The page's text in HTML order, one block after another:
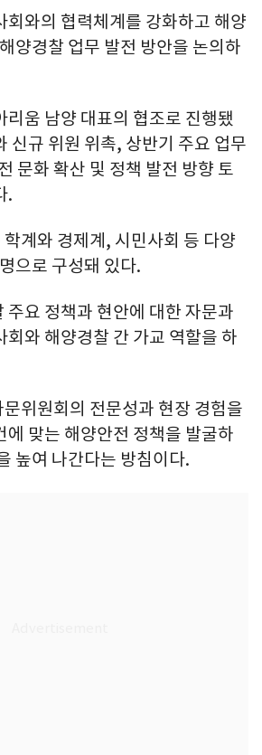
회와의 협력체계를 강화하고 해양
양경찰 업무 발전 방안을 논의하
리움 남양 대표의 협조로 진행됐
신규 위원 위촉, 상반기 주요 업무
문화 확산 및 정책 발전 방향 토
.
계와 경제계, 시민사회 등 다양
으로 구성돼 있다.
주요 정책과 현안에 대한 자문과
회와 해양경찰 간 가교 역할을 하
위원회의 전문성과 현장 경험을
에 맞는 해양안전 정책을 발굴하
높여 나간다는 방침이다.